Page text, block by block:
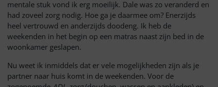
mentale stuk vond ik erg moeilijk. Dale was zo veranderd en
had zoveel zorg nodig. Hoe ga je daarmee om? Enerzijds
heel vertrouwd en anderzijds doodeng. Ik heb de
weekenden in het begin op een matras naast zijn bed in de
woonkamer geslapen.
Nu weet ik inmiddels dat er vele mogelijkheden zijn als je
partner naar huis komt in de weekenden. Voor de